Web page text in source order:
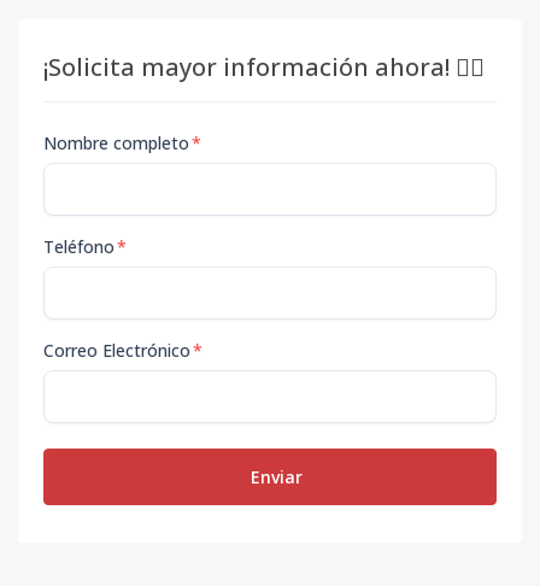
¡Solicita mayor información ahora! 👇🏽
Nombre completo*
Teléfono*
Correo Electrónico*
Enviar